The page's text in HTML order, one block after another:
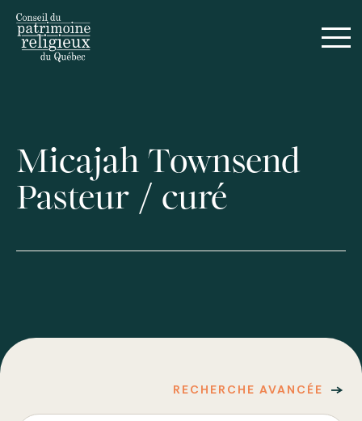
Micajah Townsend
Pasteur / curé
RECHERCHE AVANCÉE